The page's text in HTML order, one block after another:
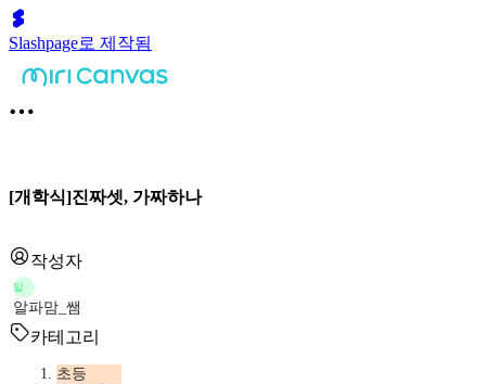
Slashpage로 제작됨
[개학식]진짜셋, 가짜하나
작성자
알
알파맘_쌤
카테고리
초등